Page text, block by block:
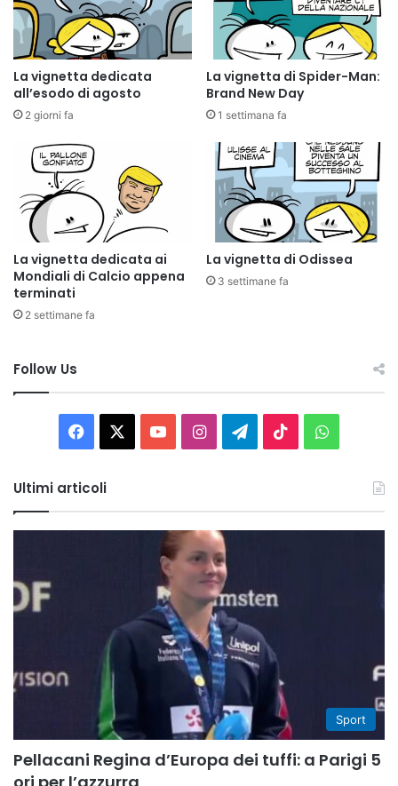
La vignetta dedicata
all’esodo di agosto
2 giorni fa
La vignetta di Spider-Man:
Brand New Day
1 settimana fa
La vignetta dedicata ai
Mondiali di Calcio appena
terminati
2 settimane fa
La vignetta di Odissea
3 settimane fa
Follow Us
Facebook You InstagramTelegram
TikTok
Ultimi articoli
Sport
Pellacani Regina d’Europa dei tuffi: a Parigi 5